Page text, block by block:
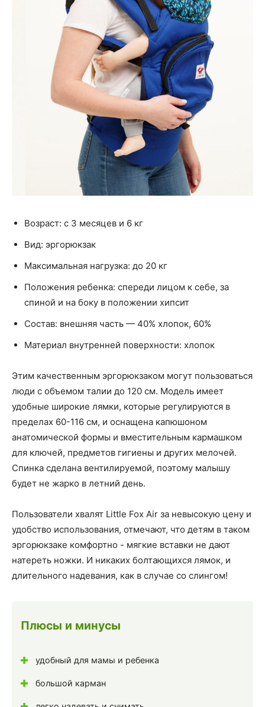
Возраст: с 3 месяцев и 6 кг
Вид: эргорюкзак
Максимальная нагрузка: до 20 кг
Положения ребенка: спереди лицом к себе, за
спиной и на боку в положении хипсит
Состав: внешняя часть — 40% хлопок, 60%
Материал внутренней поверхности: хлопок
Этим качественным эргорюкзаком могут пользоваться
люди с объемом талии до 120 см. Модель имеет
удобные широкие лямки, которые регулируются в
пределах 60-116 см, и оснащена капюшоном
анатомической формы и вместительным кармашком
для ключей, предметов гигиены и других мелочей.
Спинка сделана вентилируемой, поэтому малышу
будет не жарко в летний день.
Пользователи хвалят Little Fox Air за невысокую цену и
удобство использования, отмечают, что детям в таком
эргорюкзаке комфортно - мягкие вставки не дают
натереть ножки. И никаких болтающихся лямок, и
длительного надевания, как в случае со слингом!
Плюсы и минусы
удобный для мамы и ребенка
большой карман